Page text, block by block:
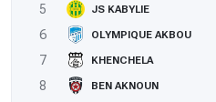
5
JS KABYLIE
6
OLYMPIQUE AKBOU
7
KHENCHELA
8
BEN AKNOUN